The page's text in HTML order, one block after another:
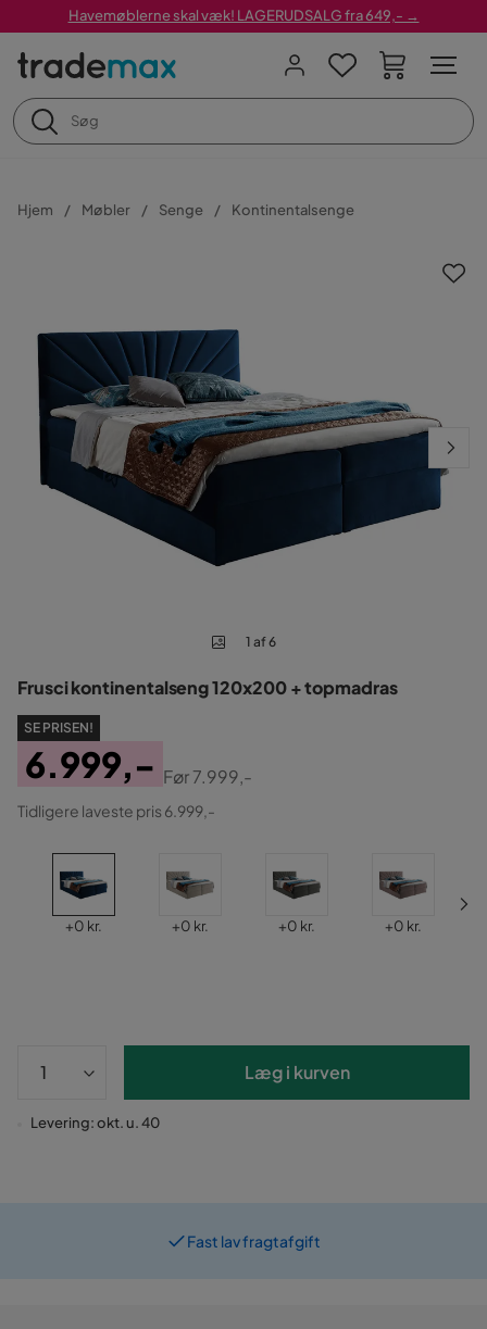
Havemøblerne skal væk! LAGERUDSALG fra 649,- →
Hjem Møbler Senge Kontinentalsenge
1 af 6
Frusci kontinentalseng 120x200 + topmadras
SE PRISEN!
Pris
6.999,-
Original
Pris
Før7.999,-
Tidligere laveste pris 6.999,-
Pris
+0 kr. Pris
+0 kr. Pris
+0 kr. Pris
+0 kr.
Læg i kurven
Levering: okt. u. 40
Fast lav fragtafgift